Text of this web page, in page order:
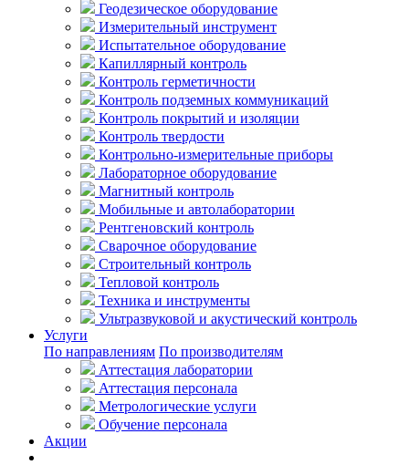
Геодезическое оборудование
Измерительный инструмент
Испытательное оборудование
Капиллярный контроль
Контроль герметичности
Контроль подземных коммуникаций
Контроль покрытий и изоляции
Контроль твердости
Контрольно-измерительные приборы
Лабораторное оборудование
Магнитный контроль
Мобильные и автолаборатории
Рентгеновский контроль
Сварочное оборудование
Строительный контроль
Тепловой контроль
Техника и инструменты
Ультразвуковой и акустический контроль
Услуги
По направлениям По производителям
Аттестация лаборатории
Аттестация персонала
Метрологические услуги
Обучение персонала
Акции